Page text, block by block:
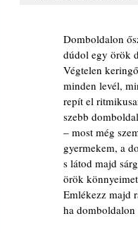
Domboldalon
dúdol egy örök
Végtelen
minden levél,
repít el
szebb
‒ most még
gyermekem, a
s látod majd
örök
Emlékezz majd